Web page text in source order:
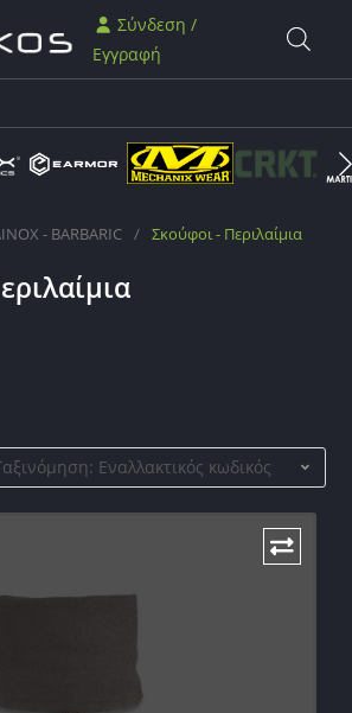
Σύνδεση /
Εγγραφή
- BARBARIC / Σκούφοι - Περιλαίμια
Εναλλακτικός κωδικός